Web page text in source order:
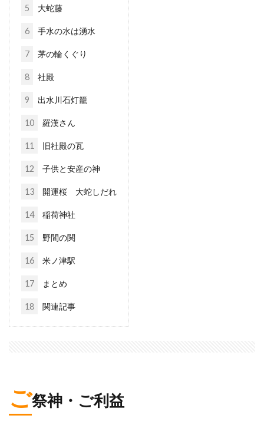
5 大蛇藤
6 手水の水は湧水
7 茅の輪くぐり
8 社殿
9 出水川石灯籠
10 羅漢さん
11 旧社殿の瓦
12 子供と安産の神
13 開運桜 大蛇しだれ
14 稲荷神社
15 野間の関
16 米ノ津駅
17 まとめ
18 関連記事
ご祭神・ご利益